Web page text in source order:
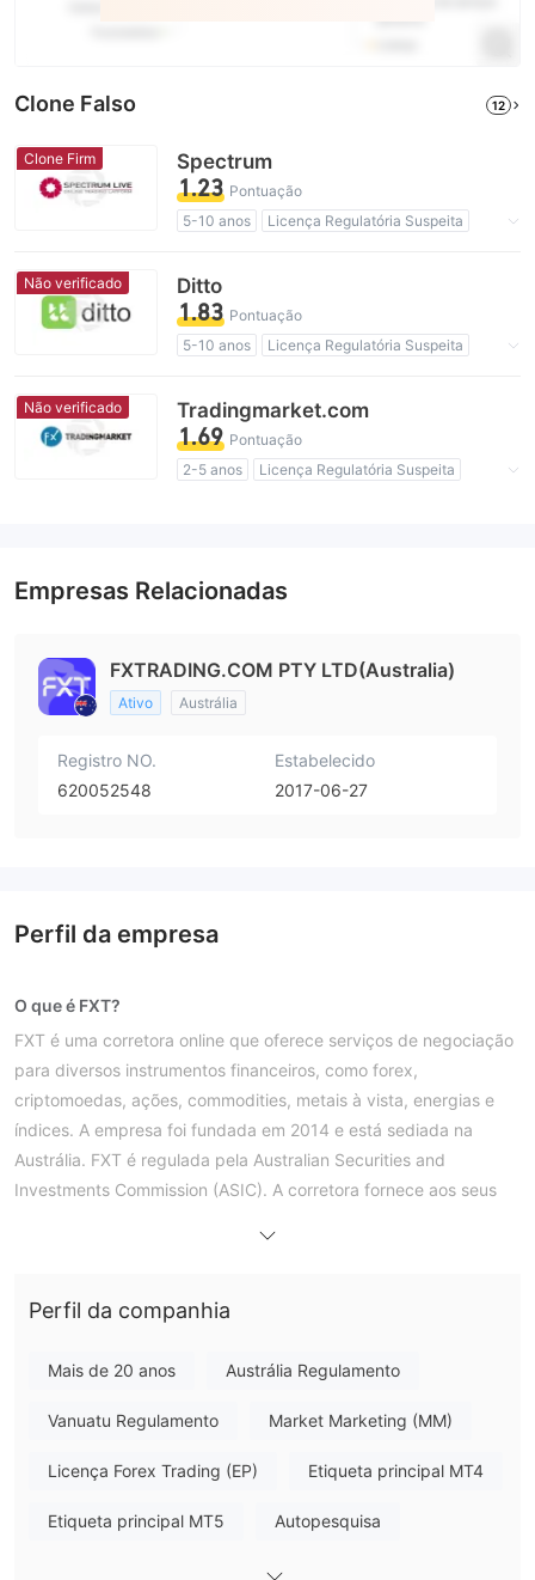
Clone Falso 12
Clone Firm Spectrum
1.23 Pontuação
5-10 anos
Licença Regulatória Suspeita
regulamentação falsa Austrália
Risco potencial alto
Não verificado Ditto
1.83 Pontuação
5-10 anos
Licença Regulatória Suspeita
Risco potencial alto
Não verificado Tradingmarket.com
1.69 Pontuação
2-5 anos
Licença Regulatória Suspeita
Empresas Relacionadas
FXTRADING.COM PTY LTD(Australia)
Ativo Austrália
Registro NO.
620052548
Estabelecido
2017-06-27
Perfil da empresa
O que é FXT?
FXT é uma corretora online que oferece serviços de negociação
para diversos instrumentos financeiros, como forex,
criptomoedas, ações, commodities, metais à vista, energias e
índices. A empresa foi fundada em 2014 e está sediada na
Austrália. FXT é regulada pela Australian Securities and
Investments Commission (ASIC). A corretora fornece aos seus
educacionais. FXT também possui uma equipe de suporte ao
ao vivo.
Prós e ContrasFXT é legítima?
GLENEAGLE SECURITIES (AUST) PTY LIMITED é autorizada e
regulamentada pela Comissão de Valores Mobiliários e
n.º 337985.
Perfil da companhia
Mais de 20 anos Austrália Regulamento
Vanuatu Regulamento Market Marketing (MM)
Licença Forex Trading (EP) Etiqueta principal MT4
Etiqueta principal MT5 Autopesquisa